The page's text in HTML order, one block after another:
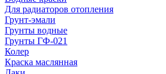
Для радиаторов отопления
Грунт-эмали
Грунты водные
Грунты ГФ-021
Колер
Краска маслянная